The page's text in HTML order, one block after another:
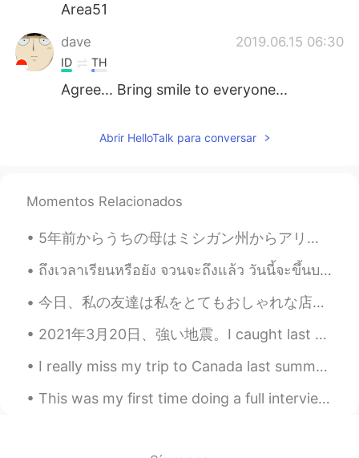
Area51
dave 2019.06.15 06:30
ID TH
Agree... Bring smile to everyone...
Abrir HelloTalk para conversar
Momentos Relacionados
5年前からうちの母はミシガン州からアリゾナ州に引っ越して、よく母に会いに行きます。母はアリゾナ州の生活を楽しんでいて、新しい生活に満足しています。日本人の皆さん、アメリカの西側はすごい面白いとこ...
ถึงเวลาเรียนหรือยัง จวนจะถึงแล้ว วันนี้จะขึ้นบทใหม่ใช่ไหม ใช่ เขี่ยงเตรียมมาบ้างหรือเปล่า เตรียมม...
今日、私の友達は私をとてもおしゃれな店に連れて行ってくれました。これはメロンパンだと思うかもしれない、ぜんぜん違うよ。 これは有名な香港のボロパンです。メロンパンに似てるけど、まったく同じではな...
2021年3月20日、強い地震。I caught last week’s earthquake on camera. I was surprised that Japanese people d...
I really miss my trip to Canada last summer . When the epidemic is over , I will go back to Canad...
This was my first time doing a full interview of someone all in Japanese. It was great language p...